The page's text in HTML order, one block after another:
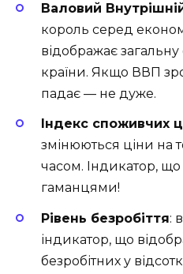
Валовий
король серед
відображає
країни. Якщо ВВП
падає — не дуже.
Індекс споживчих
змінюються ціни на
часом. Індикатор,
гаманцями!
Рівень безробіття:
індикатор, що
безробітних у